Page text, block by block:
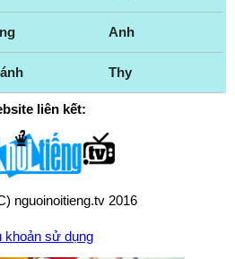
Anh
Thy
liên kết:
nguoinoitieng.tv 2016
khoản sử dụng